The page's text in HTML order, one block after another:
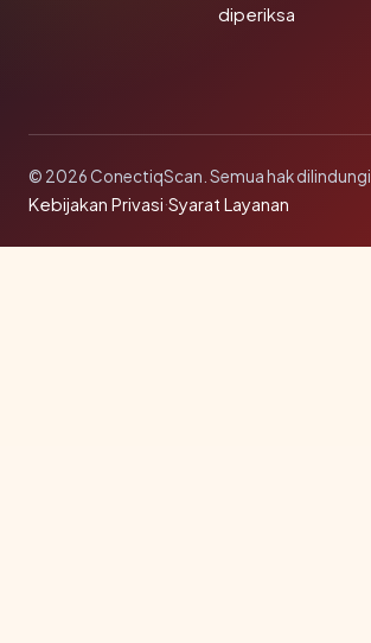
diperiksa
© 2026 ConectiqScan. Semua hak dilindungi.
Kebijakan Privasi·Syarat Layanan